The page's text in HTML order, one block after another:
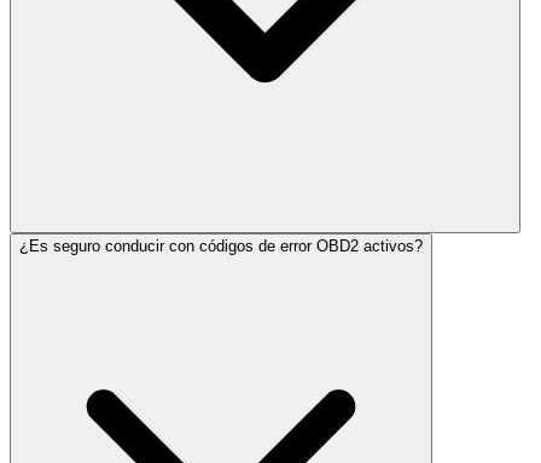
¿Es seguro conducir con códigos de error OBD2 activos?